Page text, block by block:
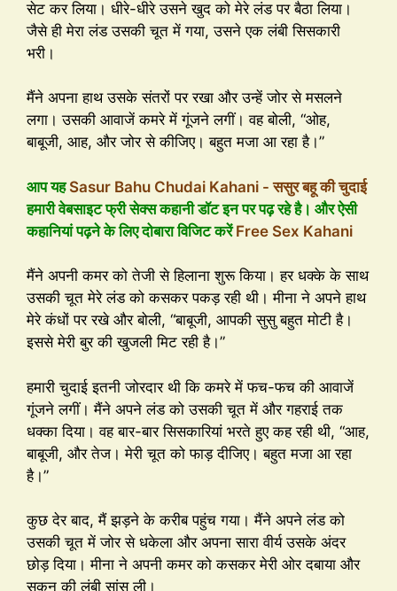
सेट कर लिया। धीरे-धीरे उसने खुद को मेरे लंड पर बैठा लिया।
जैसे ही मेरा लंड उसकी चूत में गया, उसने एक लंबी सिसकारी
भरी।
मैंने अपना हाथ उसके संतरों पर रखा और उन्हें जोर से मसलने
लगा। उसकी आवाजें कमरे में गूंजने लगीं। वह बोली, “ओह,
बाबूजी, आह, और जोर से कीजिए। बहुत मजा आ रहा है।”
आप यहSasur Bahu Chudai Kahani - ससुर बहू की चुदाई
हमारी वेबसाइट फ्री सेक्स कहानी डॉट इन पर पढ़ रहे है। और ऐसी
कहानियां पढ़ने के लिए दोबारा विजिट करेंFree Sex Kahani
मैंने अपनी कमर को तेजी से हिलाना शुरू किया। हर धक्के के साथ
उसकी चूत मेरे लंड को कसकर पकड़ रही थी। मीना ने अपने हाथ
मेरे कंधों पर रखे और बोली, “बाबूजी, आपकी सुसु बहुत मोटी है।
इससे मेरी बुर की खुजली मिट रही है।”
हमारी चुदाई इतनी जोरदार थी कि कमरे में फच-फच की आवाजें
गूंजने लगीं। मैंने अपने लंड को उसकी चूत में और गहराई तक
धक्का दिया। वह बार-बार सिसकारियां भरते हुए कह रही थी, “आह,
बाबूजी, और तेज। मेरी चूत को फाड़ दीजिए। बहुत मजा आ रहा
है।”
कुछ देर बाद, मैं झड़ने के करीब पहुंच गया। मैंने अपने लंड को
उसकी चूत में जोर से धकेला और अपना सारा वीर्य उसके अंदर
छोड़ दिया। मीना ने अपनी कमर को कसकर मेरी ओर दबाया और
सुकून की लंबी सांस ली।